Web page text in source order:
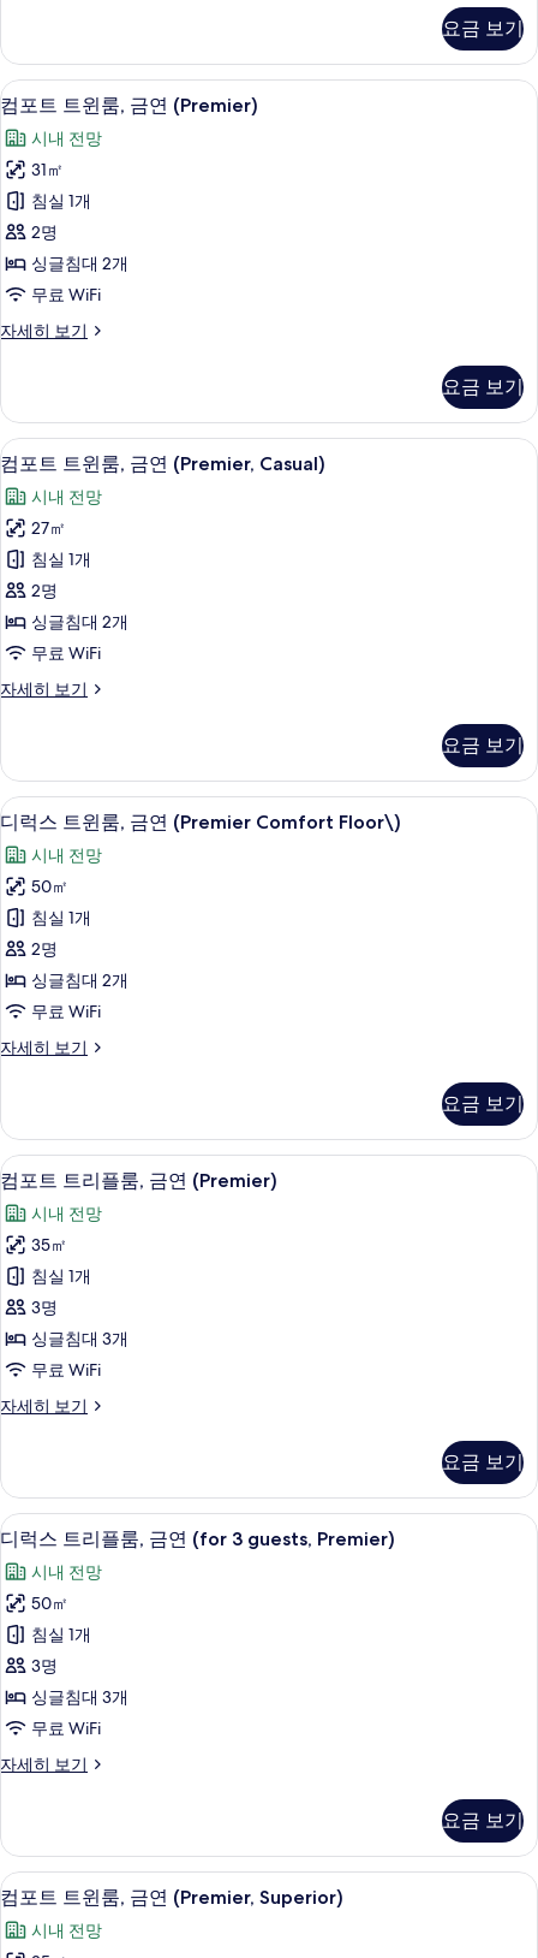
세
히
보
기
요금 보기
컴
포
트
트
윈
룸,
금
연
(Premier)
진
모
두
보
기
컴포트 트윈룸, 금연 (Premier) | 객실
4
컴포트 트윈룸, 금연 (Premier)
시내 전망
31㎡
침실 1개
2명
싱글침대 2개
무료 WiFi
자세히 보기
컴
윈
룸,
금
연
(Premier)
자
세
히
보
기
요금 보기
컴
포
트
트
윈
룸,
금
연
(Premier,
진
모
두
보
기
컴포트 트윈룸, 금연 (Premier,
4
컴포트 트윈룸, 금연 (Premier, Casual)
시내 전망
27㎡
침실 1개
2명
싱글침대 2개
무료 WiFi
자세히 보기
컴
윈
룸,
금
연
(Premier,
Casual)
자
세
히
보
기
요금 보기
디
럭
스
트
윈
룸,
금
연
(Premier
사
진
모
두
보
기
객실 내 금고, 책상, 방음 설비, 다리미/
8
디럭스 트윈룸, 금연 (Premier Comfort Floor\)
시내 전망
50㎡
침실 1개
2명
싱글침대 2개
무료 WiFi
자세히 보기
디
윈
룸,
금
연
(Premier
Comfort
Floor\)
자
세
히
보
기
요금 보기
컴
포
트
트
리
플
룸,
금
연
사
진
모
두
보
기
컴포트 트리플룸, 금연 (Premier) | 객
4
컴포트 트리플룸, 금연 (Premier)
시내 전망
35㎡
침실 1개
3명
싱글침대 3개
무료 WiFi
자세히 보기
컴
리
플
룸,
금
연
(Premier)
자
세
히
보
기
요금 보기
디
럭
스
트
리
플
룸,
금
연
guests,
Premier)
사
진
디럭스 트리플룸, 금연 (for 3 guests,
9
디럭스 트리플룸, 금연 (for 3 guests, Premier)
시내 전망
50㎡
침실 1개
3명
싱글침대 3개
무료 WiFi
자세히 보기
디
리
플
룸,
금
연
요금 보기
컴
포
트
컴포트 트윈룸, 금연 (Premier,
4
컴포트 트윈룸, 금연 (Premier, Superior)
시내 전망